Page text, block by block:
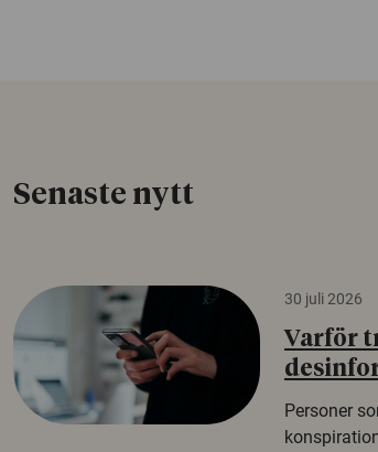
Senaste nytt
30 juli 2026
Varför
Personer